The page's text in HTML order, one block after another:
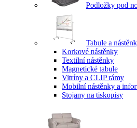
Podložky pod
Tabule a
Korkové nástěnky
Textilní nástěnky
Magnetické tabule
Vitríny a CLIP rámy
Mobilní nástěnky a
Stojany na tiskopisy